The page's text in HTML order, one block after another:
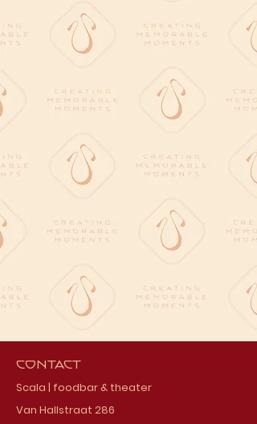
Contact
Scala | foodbar & theater
Van Hallstraat 286